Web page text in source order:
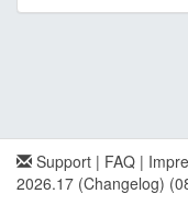
Support | FAQ |
2026.17 (Changelog)